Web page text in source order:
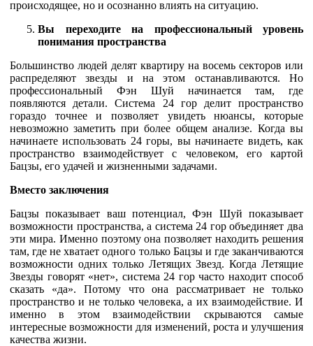
происходящее, но и осознанно влиять на ситуацию.
Вы переходите на профессиональный уровень
понимания пространства
Большинство людей делят квартиру на восемь секторов или
распределяют звезды и на этом останавливаются. Но
профессиональный Фэн Шуй начинается там, где
появляются детали. Система 24 гор делит пространство
гораздо точнее и позволяет увидеть нюансы, которые
невозможно заметить при более общем анализе. Когда вы
начинаете использовать 24 горы, вы начинаете видеть, как
пространство взаимодействует с человеком, его картой
Бацзы, его удачей и жизненными задачами.
Вместо заключения
Бацзы показывает ваш потенциал, Фэн Шуй показывает
возможности пространства, а система 24 гор объединяет два
эти мира. Именно поэтому она позволяет находить решения
там, где не хватает одного только Бацзы и где заканчиваются
возможности одних только Летящих Звезд. Когда Летящие
Звезды говорят «нет», система 24 гор часто находит способ
сказать «да». Потому что она рассматривает не только
пространство и не только человека, а их взаимодействие. И
именно в этом взаимодействии скрываются самые
интересные возможности для изменений, роста и улучшения
качества жизни.